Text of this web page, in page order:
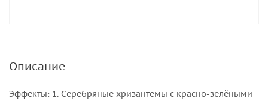
Описание
Эффекты: 1. Серебряные хризантемы с красно-зелёными